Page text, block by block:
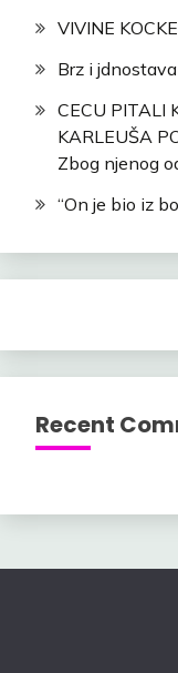
VIVINE KOCKE
Brz i
CECU PITALI
KARLEUŠA
Zbog njenog
“On je bio iz
Recent